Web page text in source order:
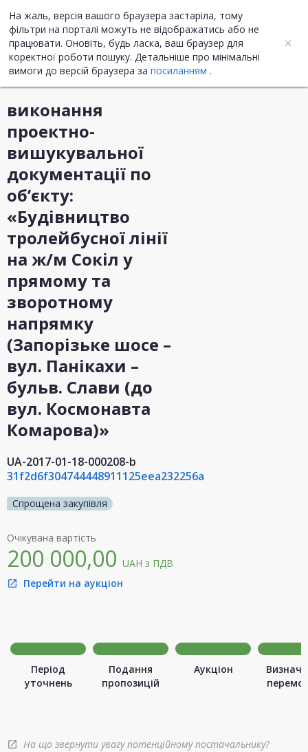
На жаль, версія вашого браузера застаріла, тому
фільтри на порталі можуть не відображатись або не
працювати. Оновіть, будь ласка, ваш браузер для
коректної роботи пошуку. Детальніше про мінімальні
вимоги до версій браузера за посиланням .
UA ENG
Інформація про закупівлю
виконання
проектно-
вишукувальної
документації по
об’єкту:
«Будівництво
тролейбусної лінії
на ж/м Сокіл у
прямому та
зворотному
напрямку
(Запорізьке шосе –
вул. Панікахи –
бульв. Слави (до
вул. Космонавта
Комарова)»
UA-2017-01-18-000208-b
31f2d6f304744448911125eea232256a
Спрощена закупівля
Очікувана вартість
200 000,00 UAH з ПДВ
open_in_new Перейти на аукціон
Період
уточнень
Подання
пропозицій
Аукціон
open_in_new На що звернути увагу потенційному постачальнику?